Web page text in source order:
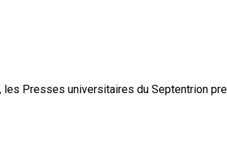
Presses universitaires du Septentrion